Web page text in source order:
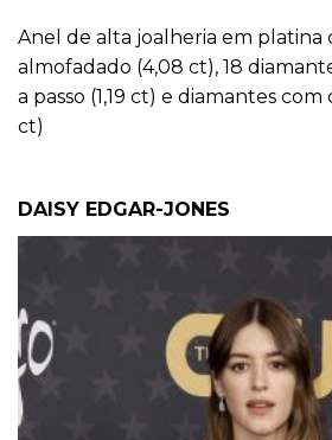
Anel de alta joalheria em platina
almofadado (4,08 ct), 18
a passo (1,19 ct) e diamantes com
ct)
DAISY EDGAR-JONES